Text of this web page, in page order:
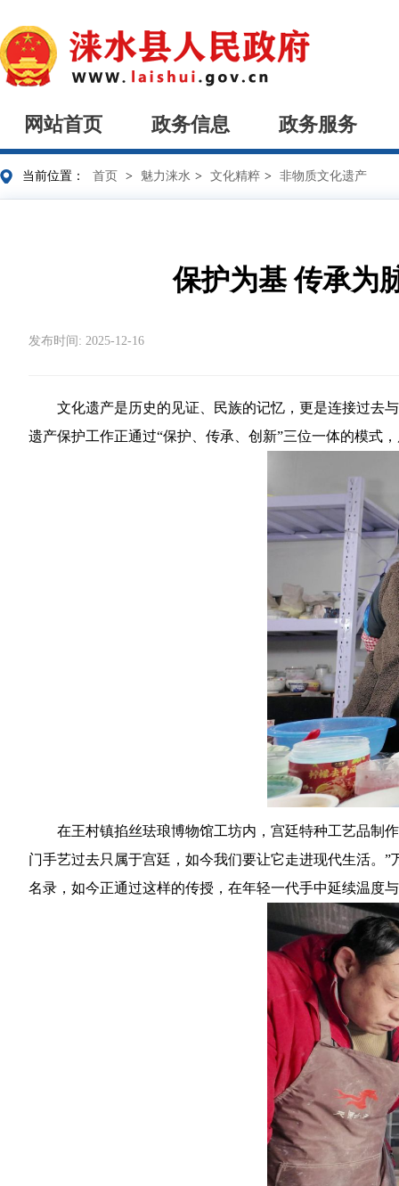
网站首页 政务信息 政务服务
当前位置： 首页 > 魅力涞水 > 文化精粹 > 非物质文化遗产
保护为基 传承为
发布时间: 2025-12-16
文化遗产是历史的见证、民族的记忆，更是连接过去
遗产保护工作正通过“保护、传承、创新”三位一体的模式
在王村镇掐丝珐琅博物馆工坊内，宫廷特种工艺品制
门手艺过去只属于宫廷，如今我们要让它走进现代生活。
名录，如今正通过这样的传授，在年轻一代手中延续温度